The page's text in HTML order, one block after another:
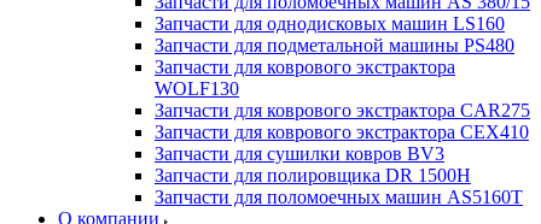
Запчасти для однодисковых машин LS160
Запчасти для подметальной машины PS480
Запчасти для коврового экстрактора
WOLF130
Запчасти для коврового экстрактора CAR275
Запчасти для коврового экстрактора CEX410
Запчасти для сушилки ковров BV3
Запчасти для полировщика DR 1500H
Запчасти для поломоечных машин AS5160T
О компании